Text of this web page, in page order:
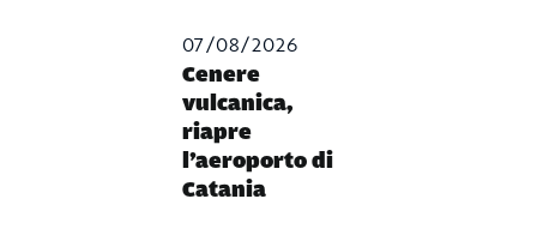
07/08/2026
Cenere
vulcanica,
riapre
l’aeroporto di
Catania